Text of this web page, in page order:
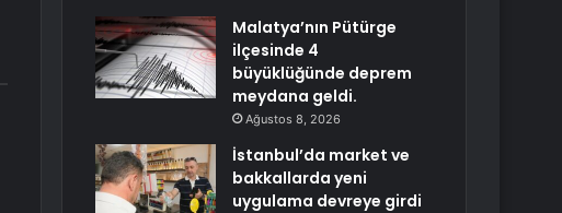
Malatya’nın Pütürge
ilçesinde 4
büyüklüğünde deprem
meydana geldi.
Ağustos 8, 2026
İstanbul’da market ve
bakkallarda yeni
uygulama devreye girdi